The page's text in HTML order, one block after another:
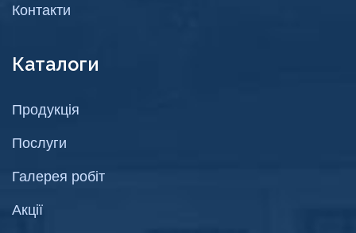
Контакти
Каталоги
Продукція
Послуги
Галерея робіт
Акції